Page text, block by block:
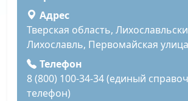
Адрес
Тверская область,
Лихославль, Первомайская
Телефон
8 (800) 100-34-34 (единый
телефон)